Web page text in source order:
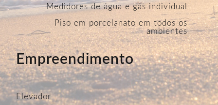
Medidores de água e gás individual
Piso em porcelanato em todos os
ambientes
Empreendimento
Elevador